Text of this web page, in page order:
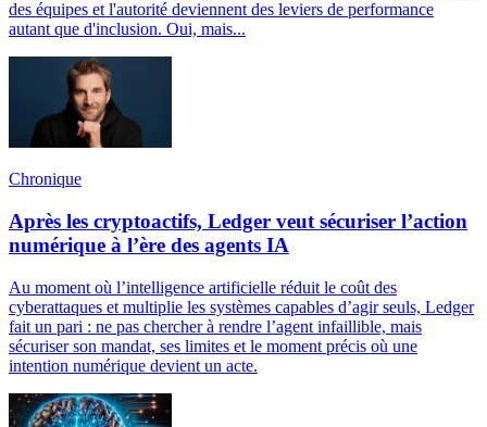
des équipes et l'autorité deviennent des leviers de performance
autant que d'inclusion. Oui, mais...
Chronique
Après les cryptoactifs, Ledger veut sécuriser l’action
numérique à l’ère des agents IA
Au moment où l’intelligence artificielle réduit le coût des
cyberattaques et multiplie les systèmes capables d’agir seuls, Ledger
fait un pari : ne pas chercher à rendre l’agent infaillible, mais
sécuriser son mandat, ses limites et le moment précis où une
intention numérique devient un acte.